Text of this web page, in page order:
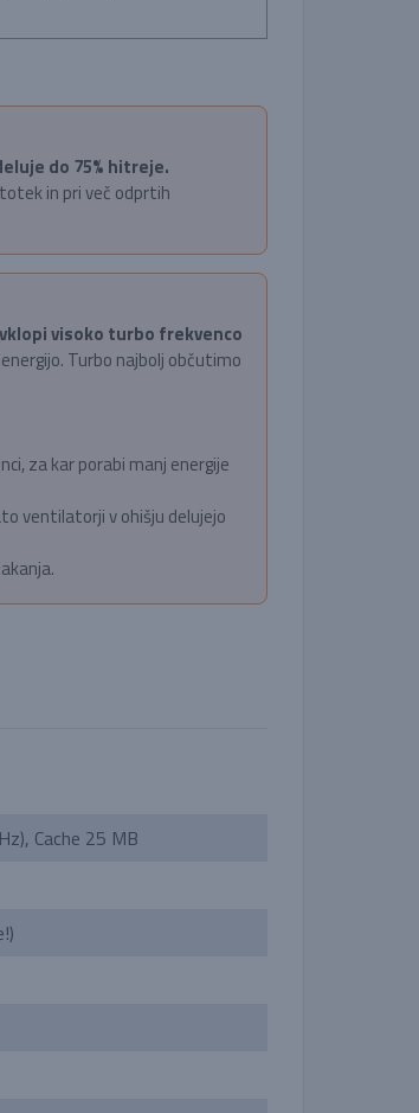
do 75% hitreje.
in pri več odprtih
visoko turbo frekvenco
Turbo najbolj občutimo
za kar porabi manj energije
ventilatorji v ohišju delujejo
Cache 25 MB